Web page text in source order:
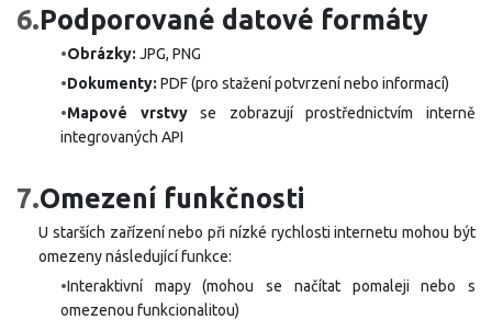
6.Podporované datové formáty
•Obrázky: JPG, PNG
•Dokumenty: PDF (pro stažení potvrzení nebo informací)
•Mapové vrstvyse zobrazují prostřednictvím interně
integrovaných API
7.Omezení funkčnosti
U starších zařízení nebo při nízké rychlosti internetu mohou být
omezeny následující funkce:
•Interaktivní mapy (mohou se načítat pomaleji nebo s
omezenou funkcionalitou)